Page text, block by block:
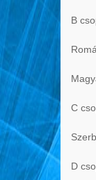
B
C
D